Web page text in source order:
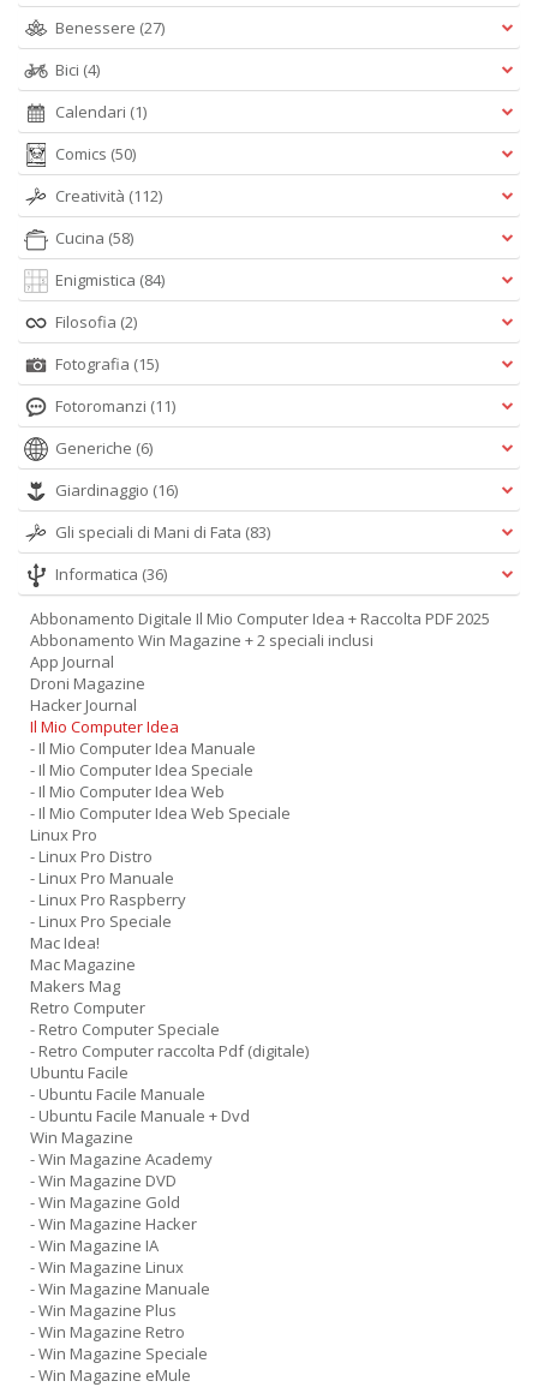
Benessere (27)
Bici (4)
Calendari (1)
Comics (50)
Creatività (112)
Cucina (58)
Enigmistica (84)
Filosofia (2)
Fotografia (15)
Fotoromanzi (11)
Generiche (6)
Giardinaggio (16)
Gli speciali di Mani di Fata (83)
Informatica (36)
Abbonamento Digitale Il Mio Computer Idea + Raccolta PDF 2025
Abbonamento Win Magazine + 2 speciali inclusi
App Journal
Droni Magazine
Hacker Journal
Il Mio Computer Idea
- Il Mio Computer Idea Manuale
- Il Mio Computer Idea Speciale
- Il Mio Computer Idea Web
- Il Mio Computer Idea Web Speciale
Linux Pro
- Linux Pro Distro
- Linux Pro Manuale
- Linux Pro Raspberry
- Linux Pro Speciale
Mac Idea!
Mac Magazine
Makers Mag
Retro Computer
- Retro Computer Speciale
- Retro Computer raccolta Pdf (digitale)
Ubuntu Facile
- Ubuntu Facile Manuale
- Ubuntu Facile Manuale + Dvd
Win Magazine
- Win Magazine Academy
- Win Magazine DVD
- Win Magazine Gold
- Win Magazine Hacker
- Win Magazine IA
- Win Magazine Linux
- Win Magazine Manuale
- Win Magazine Plus
- Win Magazine Retro
- Win Magazine Speciale
- Win Magazine eMule